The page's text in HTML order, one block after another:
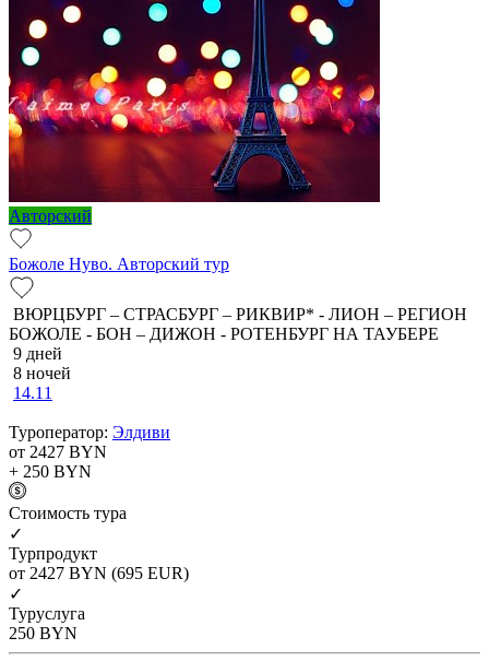
Авторский
Божоле Нуво. Авторский тур
ВЮРЦБУРГ – СТРАСБУРГ – РИКВИР* - ЛИОН – РЕГИОН
БОЖОЛЕ - БОН – ДИЖОН - РОТЕНБУРГ НА ТАУБЕРЕ
9 дней
8 ночей
14.11
Туроператор: Элдиви
от 2427 BYN
+ 250 BYN
Cтоимость тура
✓
Турпродукт
от 2427 BYN (695 EUR)
✓
Туруслуга
250 BYN